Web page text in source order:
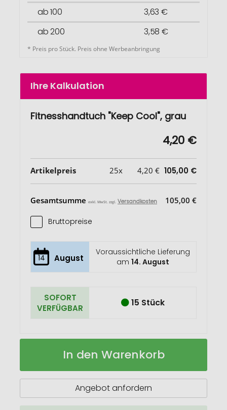
ab 100
3,63 €
ab 200
3,58 €
* Preis pro Stück. Preis ohne Werbeanbringung
Ihre Kalkulation
Fitnesshandtuch "Keep Cool", grau
4,20 €
Artikelpreis 25x 4,20 € 105,00 €
Gesamtsumme exkl. MwSt. zzgl. Versandkosten 105,00 €
Bruttopreise
14 August
Voraussichtliche Lieferung
am 14. August
SOFORT
VERFÜGBAR
15 Stück
Fitnesshandtuch
Auf
In den Warenkorb
Angebot anfordern